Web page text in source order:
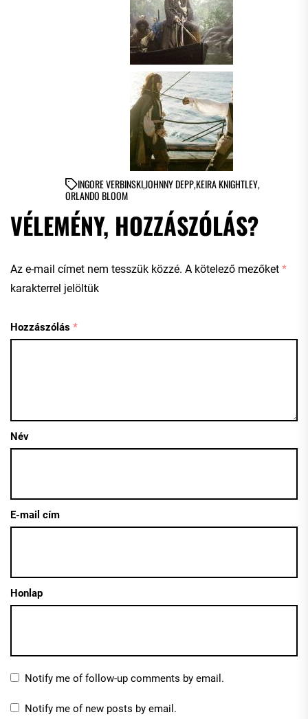
INGORE VERBINSKI,JOHNNY DEPP,KEIRA KNIGHTLEY,
ORLANDO BLOOM
VÉLEMÉNY, HOZZÁSZÓLÁS?
Az e-mail címet nem tesszük közzé. A kötelező mezőket *
karakterrel jelöltük
Hozzászólás *
Név
E-mail cím
Honlap
Notify me of follow-up comments by email.
Notify me of new posts by email.